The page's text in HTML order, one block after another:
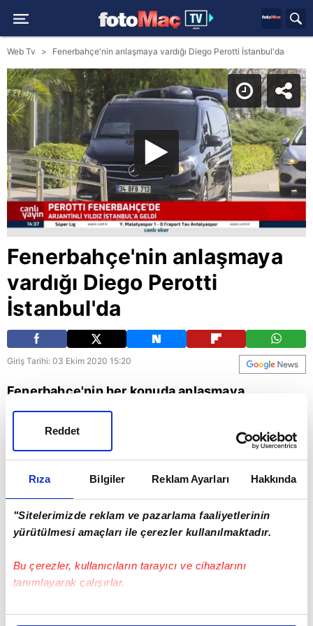
Rıza Bilgiler Reklam Ayarları Hakkında
"Sitelerimizde reklam ve pazarlama faaliyetlerinin
yürütülmesi amaçları ile çerezler kullanılmaktadır.
Bu çerezler, kullanıcıların tarayıcı ve cihazlarını
tanımlayarak çalışırlar.
Bu çerezlere izin vermeniz halinde sizlere özel
Reddet
Web Tv Fenerbahçe'nin anlaşmaya vardığı Diego Perotti İstanbul'da
Fenerbahçe'nin anlaşmaya
vardığı Diego Perotti
İstanbul'da
Giriş Tarihi: 03 Ekim 2020 15:20
Fenerbahçe'nin her konuda anlaşmaya
vardığı Diego Perrotti İstanbul'a geldi. Arjantinli
yıldız, sağlık kontrollerinin ardından sarı-
lacivertlilerle resmi sözleşme imzalayacak..